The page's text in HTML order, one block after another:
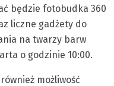
będzie fotobudka 360
liczne gadżety do
na twarzy barw
o godzinie 10:00.
możliwość